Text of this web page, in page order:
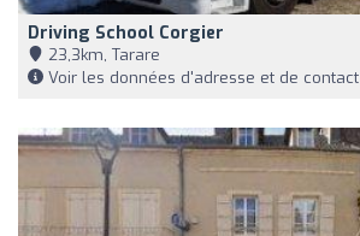
Driving School Corgier
23,3km, Tarare
Voir les données d'adresse et de contact